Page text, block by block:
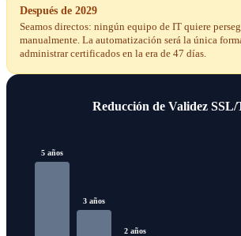
Después de 2029
Seamos directos: ningún equipo de IT quiere
manualmente. La automatización será la única
administrar certificados en la era de 47 días.
Reducción de Validez
5 años
3 años
2 años